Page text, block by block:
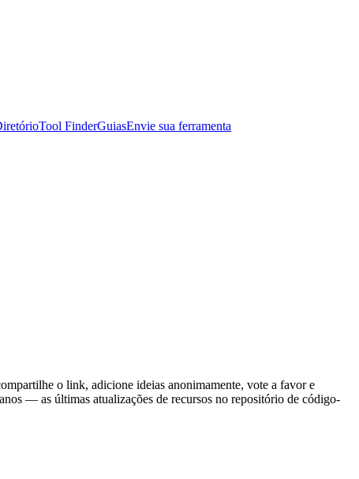
Tool FinderGuiasEnvie sua ferramenta
o link, adicione ideias anonimamente, vote a favor e
— as últimas atualizações de recursos no repositório de código-